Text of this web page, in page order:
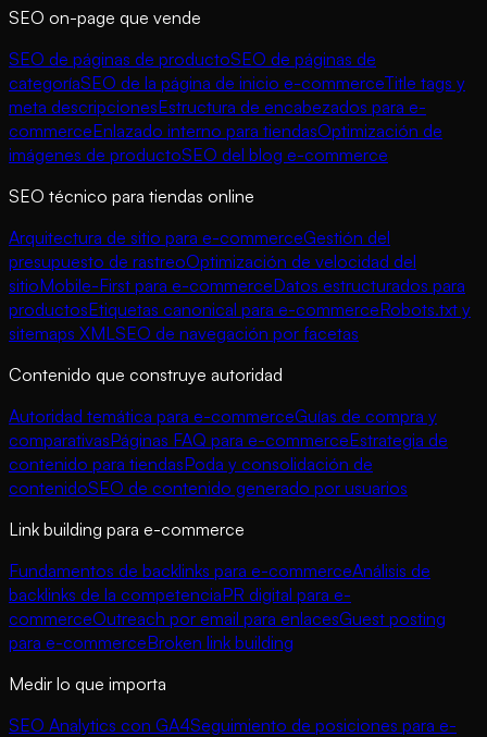
SEO on-page que vende
SEO de páginas de productoSEO de páginas de
categoríaSEO de la página de inicio e-commerceTitle tags y
meta descripcionesEstructura de encabezados para e-
commerceEnlazado interno para tiendasOptimización de
imágenes de productoSEO del blog e-commerce
SEO técnico para tiendas online
Arquitectura de sitio para e-commerceGestión del
presupuesto de rastreoOptimización de velocidad del
sitioMobile-First para e-commerceDatos estructurados para
productosEtiquetas canonical para e-commerceRobots.txt y
sitemaps XMLSEO de navegación por facetas
Contenido que construye autoridad
Autoridad temática para e-commerceGuías de compra y
comparativasPáginas FAQ para e-commerceEstrategia de
contenido para tiendasPoda y consolidación de
contenidoSEO de contenido generado por usuarios
Link building para e-commerce
Fundamentos de backlinks para e-commerceAnálisis de
backlinks de la competenciaPR digital para e-
commerceOutreach por email para enlacesGuest posting
para e-commerceBroken link building
Medir lo que importa
SEO Analytics con GA4Seguimiento de posiciones para e-